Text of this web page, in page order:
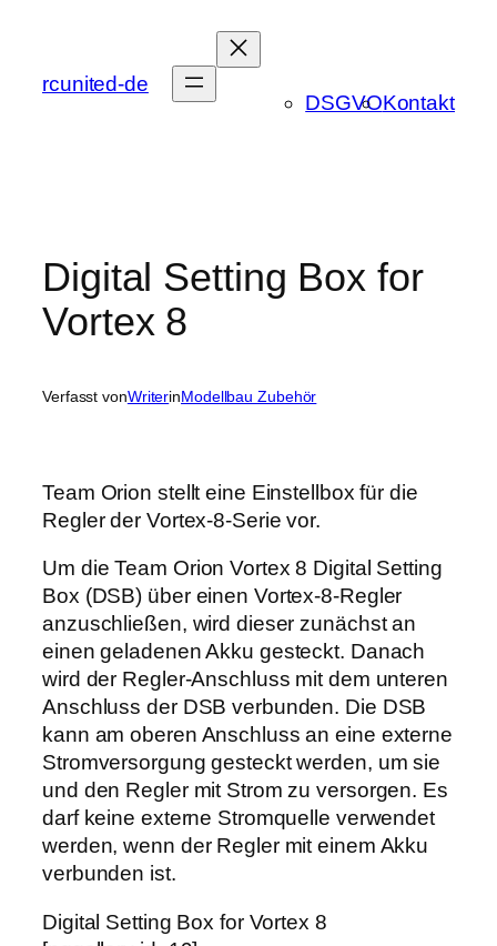
springen
rcunited-de
DSGVOKontakt
Digital Setting Box for
Vortex 8
Verfasst vonWriterinModellbau Zubehör
Team Orion stellt eine Einstellbox für die
Regler der Vortex-8-Serie vor.
Um die Team Orion Vortex 8 Digital Setting
Box (DSB) über einen Vortex-8-Regler
anzuschließen, wird dieser zunächst an
einen geladenen Akku gesteckt. Danach
wird der Regler-Anschluss mit dem unteren
Anschluss der DSB verbunden. Die DSB
kann am oberen Anschluss an eine externe
Stromversorgung gesteckt werden, um sie
und den Regler mit Strom zu versorgen. Es
darf keine externe Stromquelle verwendet
werden, wenn der Regler mit einem Akku
verbunden ist.
Digital Setting Box for Vortex 8